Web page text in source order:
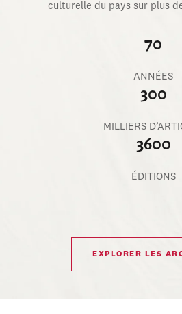
culturelle du pays sur plus
70
ANNÉES
300
MILLIERS
3600
ÉDITIONS
EXPLORER LES